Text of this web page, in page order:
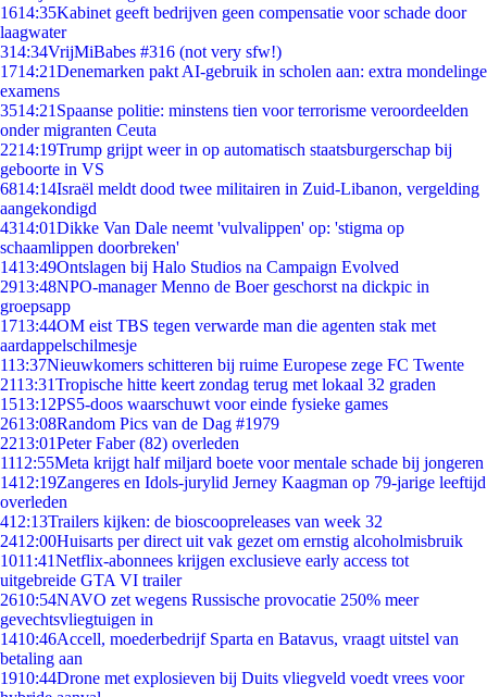
1614:35Kabinet geeft bedrijven geen compensatie voor schade door
laagwater
314:34VrijMiBabes #316 (not very sfw!)
1714:21Denemarken pakt AI-gebruik in scholen aan: extra mondelinge
examens
3514:21 Spaanse politie: minstens tien voor terrorisme veroordeelden
onder migranten Ceuta
2214:19Trump grijpt weer in op automatisch staatsburgerschap bij
geboorte in VS
6814:14Israël meldt dood twee militairen in Zuid-Libanon, vergelding
aangekondigd
4314:01Dikke Van Dale neemt 'vulvalippen' op: 'stigma op
schaamlippen doorbreken'
1413:49Ontslagen bij Halo Studios na Campaign Evolved
2913:48NPO-manager Menno de Boer geschorst na dickpic in
groepsapp
1713:44OM eist TBS tegen verwarde man die agenten stak met
aardappelschilmesje
113:37Nieuwkomers schitteren bij ruime Europese zege FC Twente
2113:31Tropische hitte keert zondag terug met lokaal 32 graden
1513:12PS5-doos waarschuwt voor einde fysieke games
2613:08Random Pics van de Dag #1979
2213:01Peter Faber (82) overleden
1112:55Meta krijgt half miljard boete voor mentale schade bij jongeren
1412:19Zangeres en Idols-jurylid Jerney Kaagman op 79-jarige leeftijd
overleden
412:13Trailers kijken: de bioscoopreleases van week 32
2412:00Huisarts per direct uit vak gezet om ernstig alcoholmisbruik
1011:41Netflix-abonnees krijgen exclusieve early access tot
uitgebreide GTA VI trailer
2610:54NAVO zet wegens Russische provocatie 250% meer
gevechtsvliegtuigen in
1410:46Accell, moederbedrijf Sparta en Batavus, vraagt uitstel van
betaling aan
1910:44Drone met explosieven bij Duits vliegveld voedt vrees voor